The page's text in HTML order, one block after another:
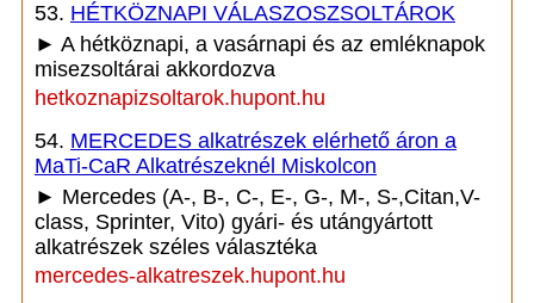
53. HÉTKÖZNAPI VÁLASZOSZSOLTÁROK
► A hétköznapi, a vasárnapi és az emléknapok
misezsoltárai akkordozva
hetkoznapizsoltarok.hupont.hu
54. MERCEDES alkatrészek elérhető áron a
MaTi-CaR Alkatrészeknél Miskolcon
► Mercedes (A-, B-, C-, E-, G-, M-, S-,Citan,V-
class, Sprinter, Vito) gyári- és utángyártott
alkatrészek széles választéka
mercedes-alkatreszek.hupont.hu